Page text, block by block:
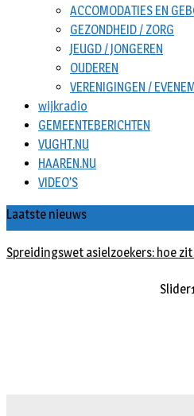
ACCOMODATIES EN
GEZONDHEID / ZORG
JEUGD / JONGEREN
OUDEREN
VERENIGINGEN /
wijkradio
GEMEENTEBERICHTEN
VUGHT.NU
HAAREN.NU
VIDEO’S
Laatste nieuws
Spreidingswet asielzoekers: hoe